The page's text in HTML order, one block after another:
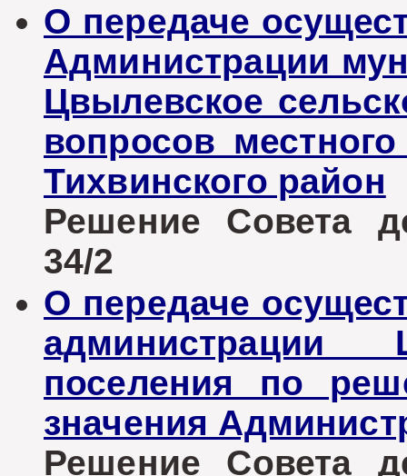
О передаче
Администрации
Цвылевское
вопросов
Тихвинского район
Решение Совета
34/2
О передаче
администрации
поселения по
значения
Решение Совета